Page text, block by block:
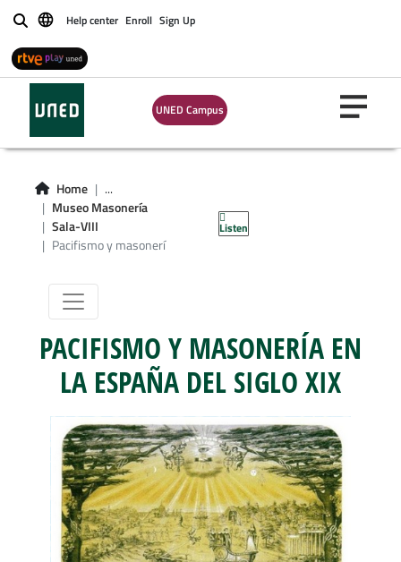
BuscarHelp center Enroll Sign Up
UNED Campus
Home
...
Museo Masonería
Sala-VIII
Pacifismo y masonerí
Listen
Sala-VIII:
Fraternidad y
Masonería
PACIFISMO Y MASONERÍA EN
LA ESPAÑA DEL SIGLO XIX